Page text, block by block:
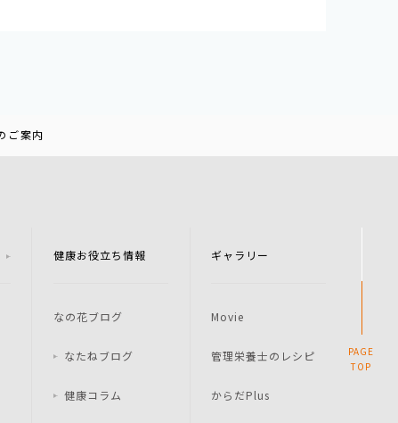
ご案内
健康お役立ち情報
なの花ブログ
なたねブログ
健康コラム
ギャラリー
Movie
管理栄養士のレシピ
からだPlus
PAGE
TOP